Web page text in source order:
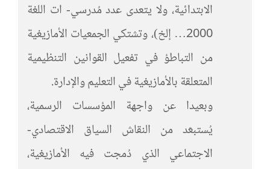
الابتدائية، ولا يتعدى عدد مُدرسي- ات اللغة
2000… إلخ)، وتشتكي الجمعيات الأمازيغية
من التباطؤ في تفعيل القوانين التنظيمية
المتعلقة بالأمازيغية في التعليم والإدارة.
وبعيدا عن واجهة المؤسسات الرسمية،
يُستبعَد من النقاش السياق الاقتصادي-
الاجتماعي الذي دُمجت فيه الأمازيغية،